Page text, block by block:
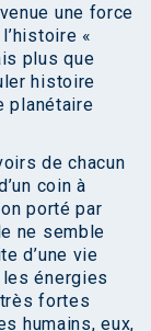
une force
«
plus que
histoire
planétaire
de chacun
coin à
porté par
ne semble
d’une vie
énergies
fortes
humains, eux,